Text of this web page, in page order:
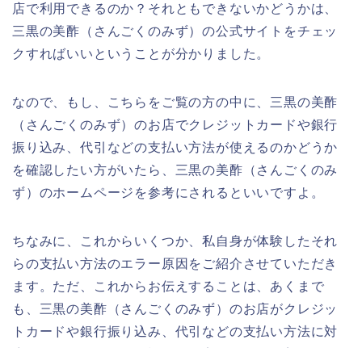
店で利用できるのか？それともできないかどうかは、
三黒の美酢（さんごくのみず）の公式サイトをチェッ
クすればいいということが分かりました。
なので、もし、こちらをご覧の方の中に、三黒の美酢
（さんごくのみず）のお店でクレジットカードや銀行
振り込み、代引などの支払い方法が使えるのかどうか
を確認したい方がいたら、三黒の美酢（さんごくのみ
ず）のホームページを参考にされるといいですよ。
ちなみに、これからいくつか、私自身が体験したそれ
らの支払い方法のエラー原因をご紹介させていただき
ます。ただ、これからお伝えすることは、あくまで
も、三黒の美酢（さんごくのみず）のお店がクレジッ
トカードや銀行振り込み、代引などの支払い方法に対